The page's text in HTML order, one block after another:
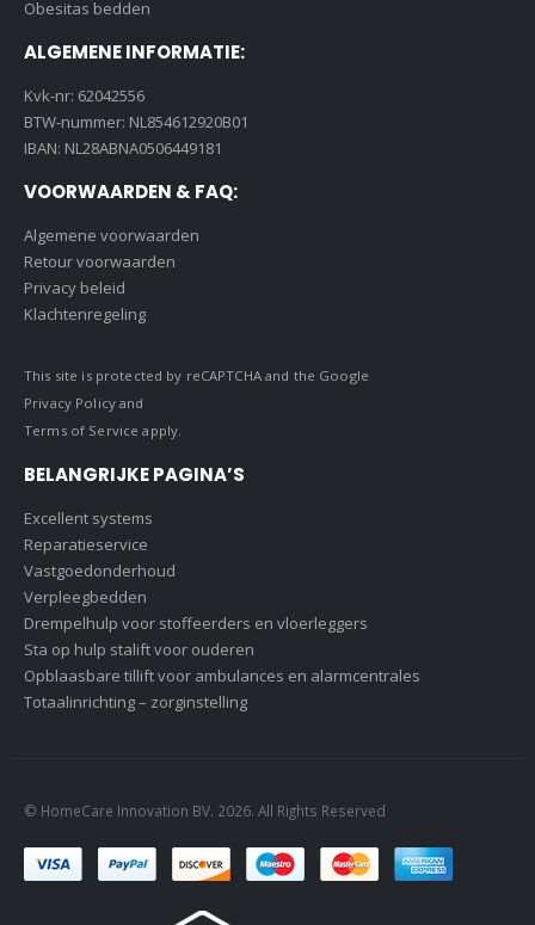
Obesitas bedden
ALGEMENE INFORMATIE:
Kvk-nr: 62042556
BTW-nummer: NL854612920B01
IBAN: NL28ABNA0506449181
VOORWAARDEN & FAQ:
Algemene voorwaarden
Retour voorwaarden
Privacy beleid
Klachtenregeling
This site is protected by reCAPTCHA and the Google
Privacy Policyand
Terms of Service apply.
BELANGRIJKE PAGINA’S
Excellent systems
Reparatieservice
Vastgoedonderhoud
Verpleegbedden
Drempelhulp voor stoffeerders en vloerleggers
Sta op hulp stalift voor ouderen
Opblaasbare tillift voor ambulances en alarmcentrales
Totaalinrichting – zorginstelling
© HomeCare Innovation BV. 2026. All Rights Reserved